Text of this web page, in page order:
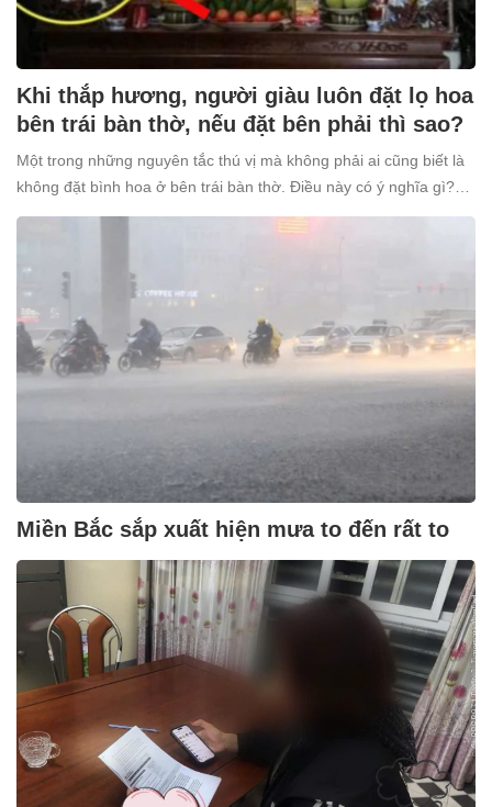
Khi thắp hương, người giàu luôn đặt lọ hoa
bên trái bàn thờ, nếu đặt bên phải thì sao?
Một trong những nguyên tắc thú vị mà không phải ai cũng biết là
không đặt bình hoa ở bên trái bàn thờ. Điều này có ý nghĩa gì?
Tại sao nhiều người giàu lại kiêng kỵ điều này?
Miền Bắc sắp xuất hiện mưa to đến rất to